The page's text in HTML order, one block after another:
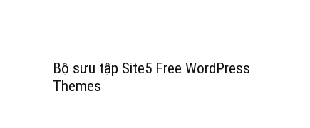
Bộ sưu tập Site5 Free WordPress
Themes